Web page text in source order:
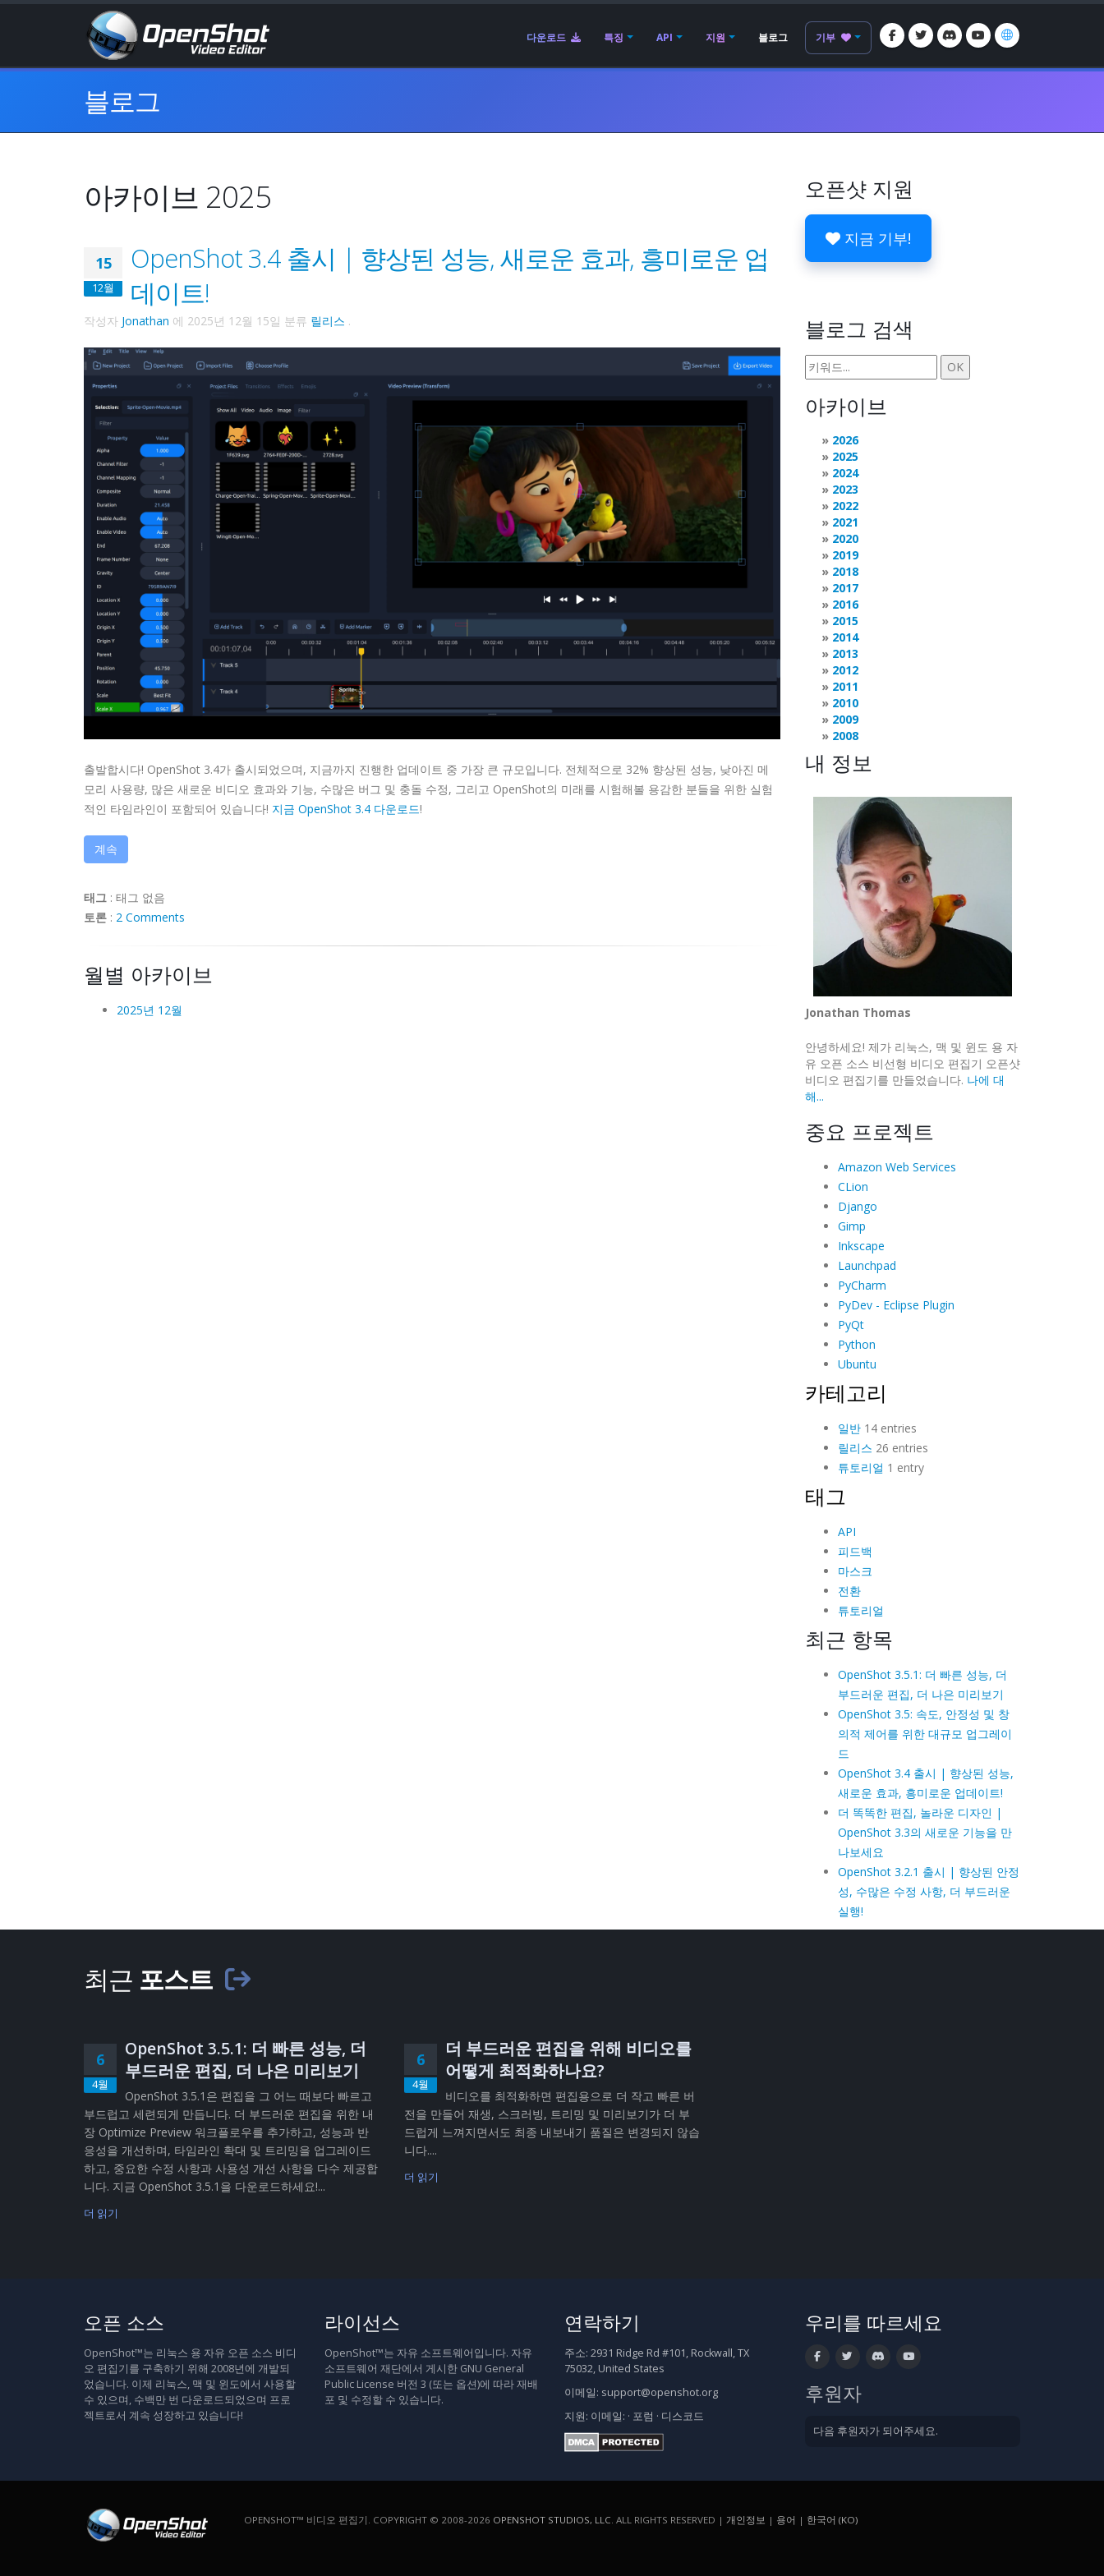
다운로드 특징 API 지원 블로그 기부
블로그
아카이브 2025
15
12월
OpenShot 3.4 출시 | 향상된 성능, 새로운 효과, 흥미로운 업
데이트!
작성자 Jonathan 에 2025년 12월 15일 분류 릴리스 .
출발합시다! OpenShot 3.4가 출시되었으며, 지금까지 진행한 업데이트 중 가장 큰 규모입니다. 전체적으로 32% 향상된 성능, 낮아진 메
모리 사용량, 많은 새로운 비디오 효과와 기능, 수많은 버그 및 충돌 수정, 그리고 OpenShot의 미래를 시험해볼 용감한 분들을 위한 실험
적인 타임라인이 포함되어 있습니다! 지금 OpenShot 3.4 다운로드!
계속
태그 : 태그 없음
토론 : 2 Comments
월별 아카이브
2025년 12월
오픈샷 지원
지금 기부!
블로그 검색
아카이브
2026
2025
2024
2023
2022
2021
2020
2019
2018
2017
2016
2015
2014
2013
2012
2011
2010
2009
2008
내 정보
Jonathan Thomas
안녕하세요! 제가 리눅스, 맥 및 윈도 용 자
유 오픈 소스 비선형 비디오 편집기 오픈샷
비디오 편집기를 만들었습니다. 나에 대
해...
중요 프로젝트
Amazon Web Services
CLion
Django
Gimp
Inkscape
Launchpad
PyCharm
PyDev - Eclipse Plugin
PyQt
Python
Ubuntu
카테고리
일반14 entries
릴리스 26 entries
튜토리얼 1 entry
태그
API
피드백
마스크
전환
튜토리얼
최근 항목
OpenShot 3.5.1: 더 빠른 성능, 더
부드러운 편집, 더 나은 미리보기
OpenShot 3.5: 속도, 안정성 및 창
의적 제어를 위한 대규모 업그레이
드
OpenShot 3.4 출시 | 향상된 성능,
새로운 효과, 흥미로운 업데이트!
더 똑똑한 편집, 놀라운 디자인 |
OpenShot 3.3의 새로운 기능을 만
나보세요
OpenShot 3.2.1 출시 | 향상된 안정
성, 수많은 수정 사항, 더 부드러운
실행!
최근 포스트
6
4월
OpenShot 3.5.1: 더 빠른 성능, 더
부드러운 편집, 더 나은 미리보기
OpenShot 3.5.1은 편집을 그 어느 때보다 빠르고
부드럽고 세련되게 만듭니다. 더 부드러운 편집을 위한 내
장 Optimize Preview 워크플로우를 추가하고, 성능과 반
응성을 개선하며, 타임라인 확대 및 트리밍을 업그레이드
하고, 중요한 수정 사항과 사용성 개선 사항을 다수 제공합
니다. 지금 OpenShot 3.5.1을 다운로드하세요!...
더 읽기
6
4월
더 부드러운 편집을 위해 비디오를
어떻게 최적화하나요?
비디오를 최적화하면 편집용으로 더 작고 빠른 버
전을 만들어 재생, 스크러빙, 트리밍 및 미리보기가 더 부
드럽게 느껴지면서도 최종 내보내기 품질은 변경되지 않습
니다....
더 읽기
오픈 소스
OpenShot™는 리눅스 용 자유 오픈 소스 비디
오 편집기를 구축하기 위해 2008년에 개발되
었습니다. 이제 리눅스, 맥 및 윈도에서 사용할
수 있으며, 수백만 번 다운로드되었으며 프로
젝트로서 계속 성장하고 있습니다!
라이선스
OpenShot™는 자유 소프트웨어입니다. 자유
소프트웨어 재단에서 게시한 GNU General
Public License 버전 3 (또는 옵션)에 따라 재배
포 및 수정할 수 있습니다.
연락하기
주소: 2931 Ridge Rd #101, Rockwall, TX
75032, United States
이메일: support@openshot.org
지원: 이메일: · 포럼 · 디스코드
우리를 따르세요
후원자
다음 후원자가 되어주세요.
OPENSHOT™ 비디오 편집기. COPYRIGHT © 2008-2026 OPENSHOT STUDIOS, LLC. ALL RIGHTS RESERVED | 개인정보 | 용어 | 한국어 (KO)